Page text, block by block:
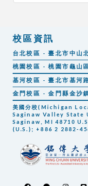
類
校區資訊
台北校區 - 臺北市中
桃園校區 - 桃園市龜
基河校區 - 臺北市基
金門校區 - 金門縣金
美國分校(Michigan
Saginaw Valley State
Saginaw, MI 48710
(U.S.); +886 2 2882-